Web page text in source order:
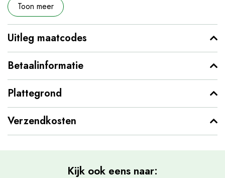
Toon meer
Uitleg maatcodes
Betaalinformatie
Plattegrond
Verzendkosten
Kijk ook eens naar: